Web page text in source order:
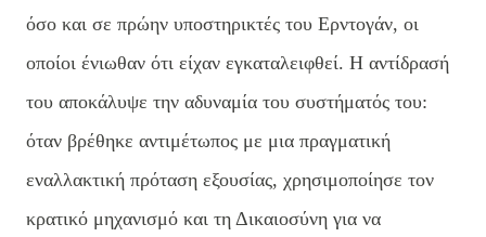
όσο και σε πρώην υποστηρικτές του Ερντογάν, οι
οποίοι ένιωθαν ότι είχαν εγκαταλειφθεί. Η αντίδρασή
του αποκάλυψε την αδυναμία του συστήματός του:
όταν βρέθηκε αντιμέτωπος με μια πραγματική
εναλλακτική πρόταση εξουσίας, χρησιμοποίησε τον
κρατικό μηχανισμό και τη Δικαιοσύνη για να